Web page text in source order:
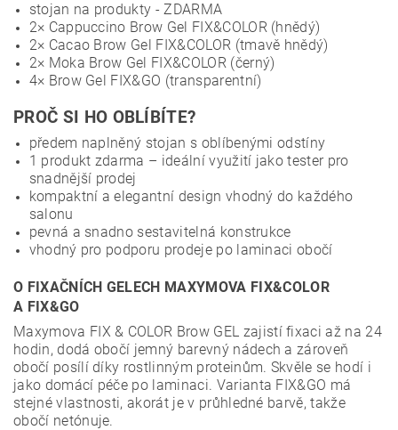
stojan na produkty - ZDARMA
2× Cappuccino Brow Gel FIX&COLOR (hnědý)
2× Cacao Brow Gel FIX&COLOR (tmavě hnědý)
2× Moka Brow Gel FIX&COLOR (černý)
4× Brow Gel FIX&GO (transparentní)
PROČ SI HO OBLÍBÍTE?
předem naplněný stojan s oblíbenými odstíny
1 produkt zdarma – ideální využití jako tester pro
snadnější prodej
kompaktní a elegantní design vhodný do každého
salonu
pevná a snadno sestavitelná konstrukce
vhodný pro podporu prodeje po laminaci obočí
O FIXAČNÍCH GELECH MAXYMOVA FIX&COLOR
A FIX&GO
Maxymova FIX & COLOR Brow GEL zajistí fixaci až na 24
hodin, dodá obočí jemný barevný nádech a zároveň
obočí posílí díky rostlinným proteinům. Skvěle se hodí i
jako domácí péče po laminaci. Varianta FIX&GO má
stejné vlastnosti, akorát je v průhledné barvě, takže
obočí netónuje.